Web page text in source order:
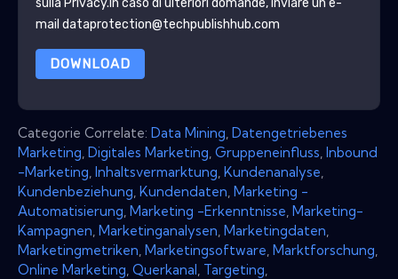
mail dataprotection@techpublishhub.com
DOWNLOAD
Categorie Correlate: Data Mining Datengetriebenes
Marketing Digitales Marketing Gruppeneinfluss Inbound
-Marketing Inhaltsvermarktung Kundenanalyse
Kundenbeziehung Kundendaten Marketing -
Automatisierung Marketing -Erkenntnisse Marketing-
Kampagnen Marketinganalysen Marketingdaten
Marketingmetriken Marketingsoftware Marktforschung
Online Marketing Querkanal Targeting